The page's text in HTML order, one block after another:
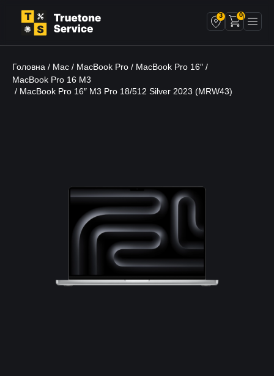
3 0
Головна / Mac / MacBook Pro / MacBook Pro 16″ /
MacBook Pro 16 M3
/ MacBook Pro 16″ M3 Pro 18/512 Silver 2023 (MRW43)